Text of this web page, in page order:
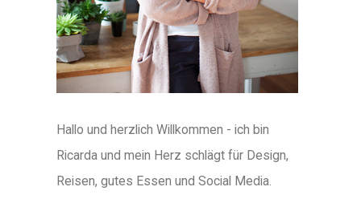
Hallo und herzlich Willkommen - ich bin
Ricarda und mein Herz schlägt für Design,
Reisen, gutes Essen und Social Media.